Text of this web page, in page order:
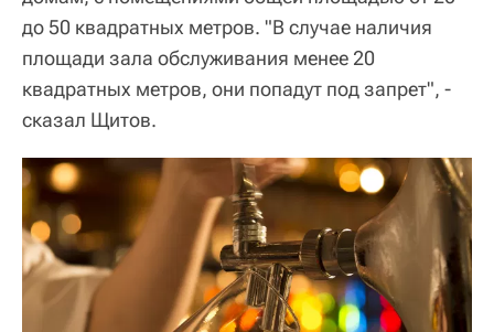
до 50 квадратных метров. "В случае наличия
площади зала обслуживания менее 20
квадратных метров, они попадут под запрет", -
сказал Щитов.